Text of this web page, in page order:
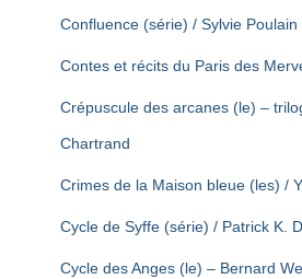
Confluence (série) / Sylvie Poulain
Contes et récits du Paris des
Crépuscule des arcanes (le) –
Chartrand
Crimes de la Maison bleue (les) /
Cycle de Syffe (série) / Patrick K.
Cycle des Anges (le) – Bernard